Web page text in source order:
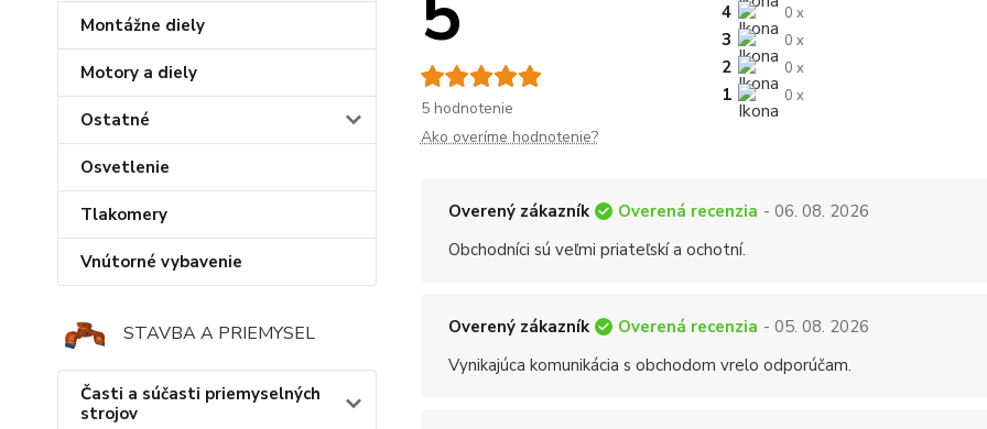
Montážne diely
Motory a diely
Ostatné
Osvetlenie
Tlakomery
Vnútorné vybavenie
STAVBA A PRIEMYSEL
Časti a súčasti priemyselných
strojov
5 hodnotenie
4
0 x
3 0 x
2 0 x
1 0 x
Ako overíme hodnotenie?
Overený zákazník Overená recenzia - 06. 08. 2026
Obchodníci sú veľmi priateľskí a ochotní.
Overený zákazník Overená recenzia - 05. 08. 2026
Vynikajúca komunikácia s obchodom vrelo odporúčam.